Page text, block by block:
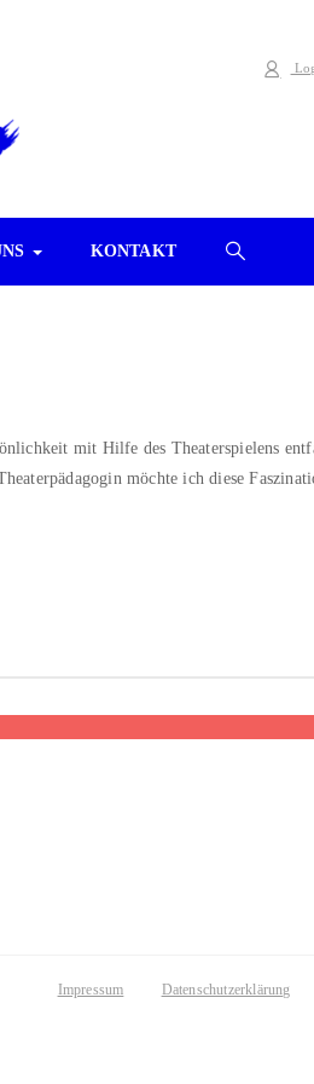
KONTAKT
mit Hilfe des Theaterspielens
möchte ich diese
Impressum Datenschutzerklärung